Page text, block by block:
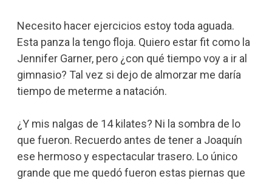
Necesito hacer ejercicios estoy toda aguada.
Esta panza la tengo floja. Quiero estar fit como la
Jennifer Garner, pero ¿con qué tiempo voy a ir al
gimnasio? Tal vez si dejo de almorzar me daría
tiempo de meterme a natación.
¿Y mis nalgas de 14 kilates? Ni la sombra de lo
que fueron. Recuerdo antes de tener a Joaquín
ese hermoso y espectacular trasero. Lo único
grande que me quedó fueron estas piernas que